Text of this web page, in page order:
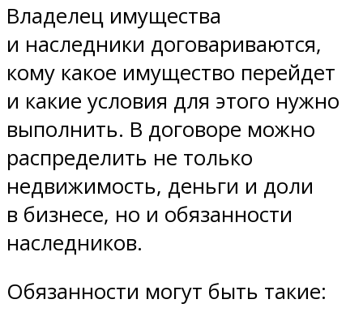
Владелец имущества
и наследники договариваются,
кому какое имущество перейдет
и какие условия для этого нужно
выполнить. В договоре можно
распределить не только
недвижимость, деньги и доли
в бизнесе, но и обязанности
наследников.
Обязанности могут быть такие: